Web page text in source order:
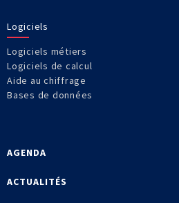
Logiciels
Logiciels métiers
Logiciels de calcul
Aide au chiffrage
Bases de données
AGENDA
ACTUALITÉS